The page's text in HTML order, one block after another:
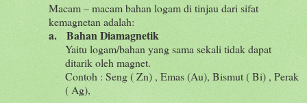
Macam – macam bahan logam di tinjau dari sifat
kemagnetan adalah:
a. Bahan Diamagnetik
Yaitu logam/bahan yang sama sekali tidak dapat
ditarik oleh magnet.
Contoh : Seng ( Zn) , Emas (Au), Bismut ( Bi) , Perak
( Ag),